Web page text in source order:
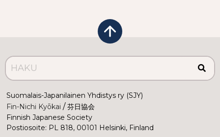
Suomalais-Japanilainen Yhdistys ry (SJY)
Fin-Nichi Kyōkai / 芬日協会
Finnish Japanese Society
Postiosoite: PL 818, 00101 Helsinki, Finland